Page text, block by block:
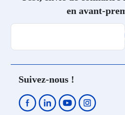
Location Morzine
Location Bourg
Location Vallandry
Location Plagne -
Location Plagne
Location Plagne
en avant-
Suivez-nous !